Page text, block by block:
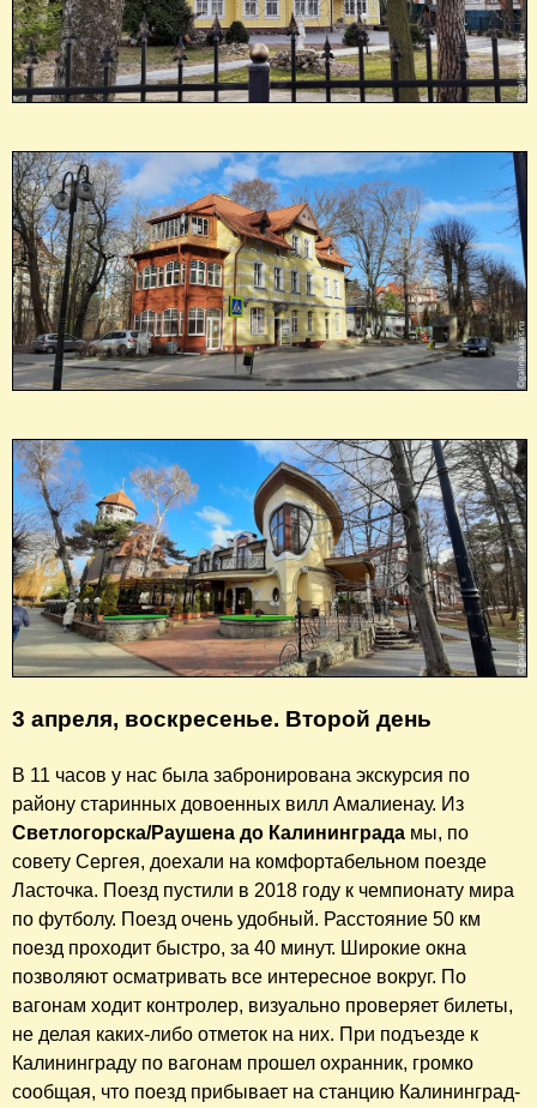
3 апреля, воскресенье. Второй день
В 11 часов у нас была забронирована экскурсия по
району старинных довоенных вилл Амалиенау. Из
Светлогорска/Раушена до Калининграда мы, по
совету Сергея, доехали на комфортабельном поезде
Ласточка. Поезд пустили в 2018 году к чемпионату мира
по футболу. Поезд очень удобный. Расстояние 50 км
поезд проходит быстро, за 40 минут. Широкие окна
позволяют осматривать все интересное вокруг. По
вагонам ходит контролер, визуально проверяет билеты,
не делая каких-либо отметок на них. При подъезде к
Калининграду по вагонам прошел охранник, громко
сообщая, что поезд прибывает на станцию Калининград-